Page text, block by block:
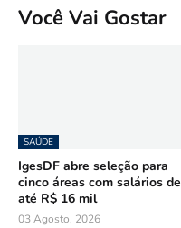
Você Vai Gostar
SAÚDE
IgesDF abre seleção para
cinco áreas com salários de
até R$ 16 mil
03 Agosto, 2026